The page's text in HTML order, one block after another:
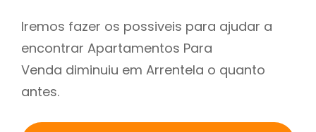
Iremos fazer os possiveis para ajudar a
encontrar Apartamentos Para
Venda diminuiu em Arrentela o quanto
antes.